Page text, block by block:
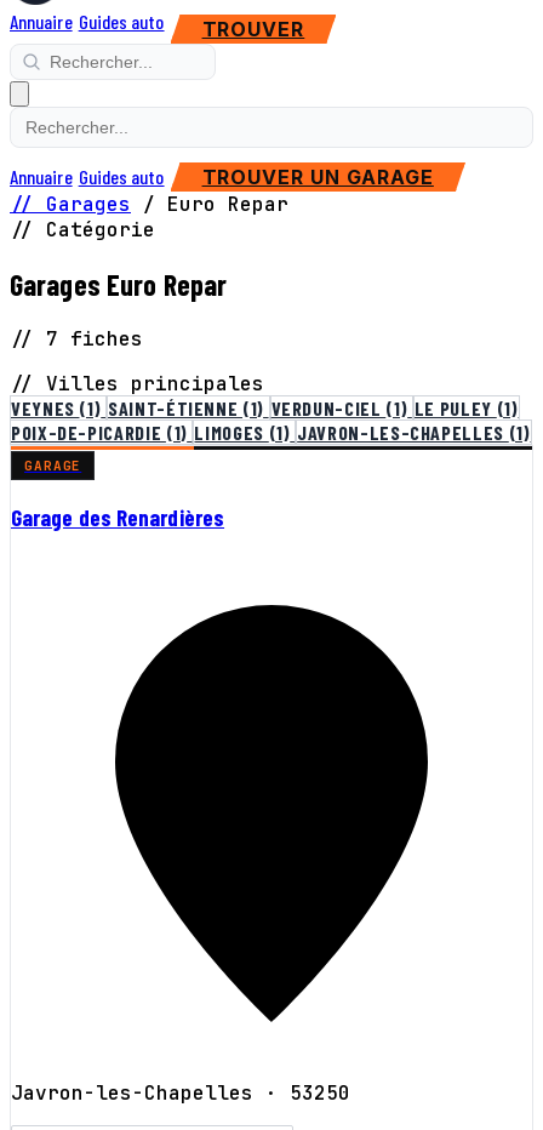
Annuaire Guides auto TROUVER
Annuaire Guides auto TROUVER UN GARAGE
// Garages / Euro Repar
// Catégorie
Garages Euro Repar
// 7 fiches
// Villes principales
VEYNES (1) SAINT-ÉTIENNE (1) VERDUN-CIEL (1) LE PULEY (1)
POIX-DE-PICARDIE (1) LIMOGES (1) JAVRON-LES-CHAPELLES (1)
GARAGE
Garage des Renardières
Javron-les-Chapelles · 53250